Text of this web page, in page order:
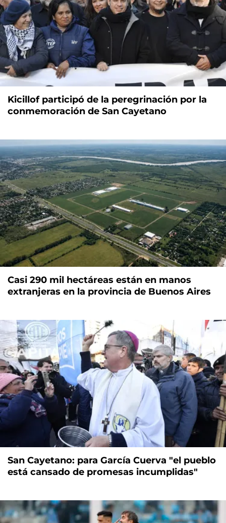
Kicillof participó de la peregrinación por la
conmemoración de San Cayetano
Casi 290 mil hectáreas están en manos
extranjeras en la provincia de Buenos Aires
San Cayetano: para García Cuerva "el pueblo
está cansado de promesas incumplidas"